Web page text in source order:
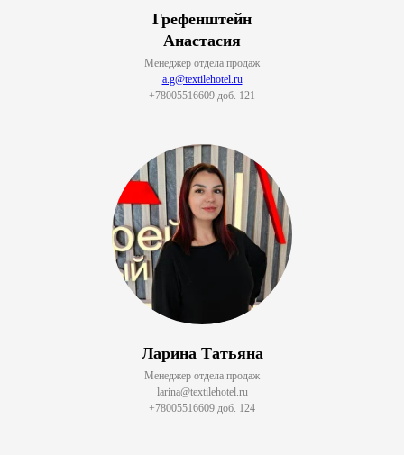
Грефенштейн
Анастасия
Менеджер отдела продаж
a.g@textilehotel.ru
+78005516609 доб. 121
Ларина Татьяна
Менеджер отдела продаж
larina@textilehotel.ru
+78005516609 доб. 124